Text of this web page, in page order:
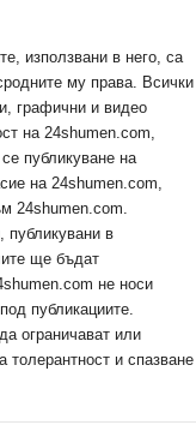
използвани в него, са
му права. Всички
графични и видео
на 24shumen.com,
публикуване на
на 24shumen.com,
24shumen.com.
публикувани в
ще бъдат
не носи
публикациите.
ограничават или
толерантност и спазване